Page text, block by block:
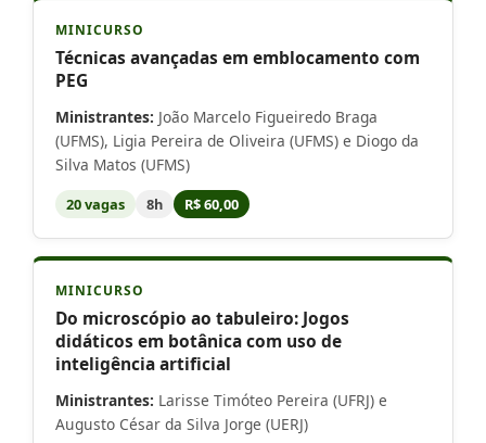
MINICURSO
Técnicas avançadas em emblocamento com
PEG
Ministrantes: João Marcelo Figueiredo Braga
(UFMS), Ligia Pereira de Oliveira (UFMS) e Diogo da
Silva Matos (UFMS)
20 vagas 8h R$ 60,00
MINICURSO
Do microscópio ao tabuleiro: Jogos
didáticos em botânica com uso de
inteligência artificial
Ministrantes: Larisse Timóteo Pereira (UFRJ) e
Augusto César da Silva Jorge (UERJ)